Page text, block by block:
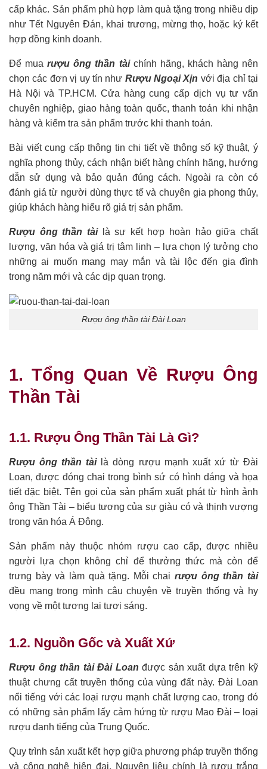
cấp khác. Sản phẩm phù hợp làm quà tặng trong nhiều dịp
như Tết Nguyên Đán, khai trương, mừng thọ, hoặc ký kết
hợp đồng kinh doanh.
Để muarượu ông thần tàichính hãng, khách hàng nên
chọn các đơn vị uy tín như Rượu Ngoại Xịn với địa chỉ tại
Hà Nội và TP.HCM. Cửa hàng cung cấp dịch vụ tư vấn
chuyên nghiệp, giao hàng toàn quốc, thanh toán khi nhận
hàng và kiểm tra sản phẩm trước khi thanh toán.
Bài viết cung cấp thông tin chi tiết về thông số kỹ thuật, ý
nghĩa phong thủy, cách nhận biết hàng chính hãng, hướng
dẫn sử dụng và bảo quản đúng cách. Ngoài ra còn có
đánh giá từ người dùng thực tế và chuyên gia phong thủy,
giúp khách hàng hiểu rõ giá trị sản phẩm.
Rượu ông thần tàilà sự kết hợp hoàn hảo giữa chất
lượng, văn hóa và giá trị tâm linh – lựa chọn lý tưởng cho
những ai muốn mang may mắn và tài lộc đến gia đình
trong năm mới và các dịp quan trọng.
Rượu ông thần tài Đài Loan
1. Tổng Quan Về Rượu Ông
Thần Tài
1.1. Rượu Ông Thần Tài Là Gì?
Rượu ông thần tàilà dòng rượu mạnh xuất xứ từ Đài
Loan, được đóng chai trong bình sứ có hình dáng và họa
tiết đặc biệt. Tên gọi của sản phẩm xuất phát từ hình ảnh
ông Thần Tài – biểu tượng của sự giàu có và thịnh vượng
trong văn hóa Á Đông.
Sản phẩm này thuộc nhóm rượu cao cấp, được nhiều
người lựa chọn không chỉ để thưởng thức mà còn để
trưng bày và làm quà tặng. Mỗi chairượu ông thần tài
đều mang trong mình câu chuyện về truyền thống và hy
vọng về một tương lai tươi sáng.
1.2. Nguồn Gốc và Xuất Xứ
Rượu ông thần tài Đài Loan được sản xuất dựa trên kỹ
thuật chưng cất truyền thống của vùng đất này. Đài Loan
nổi tiếng với các loại rượu mạnh chất lượng cao, trong đó
có những sản phẩm lấy cảm hứng từ rượu Mao Đài – loại
rượu danh tiếng của Trung Quốc.
Quy trình sản xuất kết hợp giữa phương pháp truyền thống
và công nghệ hiện đại. Nguyên liệu chính là rượu trắng